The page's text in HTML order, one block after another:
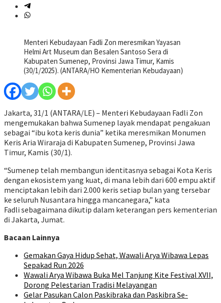
Menteri Kebudayaan Fadli Zon meresmikan Yayasan
Helmi Art Museum dan Besalen Santoso Sera di
Kabupaten Sumenep, Provinsi Jawa Timur, Kamis
(30/1/2025). (ANTARA/HO Kementerian Kebudayaan)
Jakarta, 31/1 (ANTARA/LE) – Menteri Kebudayaan Fadli Zon
mengemukakan bahwa Sumenep layak mendapat pengakuan
sebagai “ibu kota keris dunia” ketika meresmikan Monumen
Keris Aria Wiraraja di Kabupaten Sumenep, Provinsi Jawa
Timur, Kamis (30/1).
“Sumenep telah membangun identitasnya sebagai Kota Keris
dengan ekosistem yang kuat, di mana lebih dari 600 empu aktif
menciptakan lebih dari 2.000 keris setiap bulan yang tersebar
ke seluruh Nusantara hingga mancanegara,” kata
Fadli sebagaimana dikutip dalam keterangan pers kementerian
di Jakarta, Jumat.
Bacaan Lainnya
Gemakan Gaya Hidup Sehat, Wawali Arya Wibawa Lepas
Sepakad Run 2026
Wawali Arya Wibawa Buka Mel Tanjung Kite Festival XVII,
Dorong Pelestarian Tradisi Melayangan
Gelar Pasukan Calon Paskibraka dan Paskibra Se-